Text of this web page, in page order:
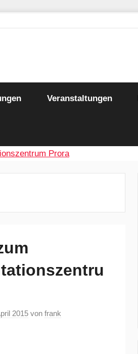
Veranstaltungen
2015 vonfrank